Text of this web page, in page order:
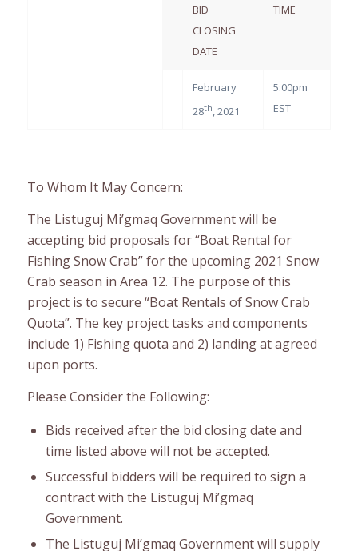
BID
CLOSING
DATE
TIME
February
28th, 2021
5:00pm
EST
To Whom It May Concern:
The Listuguj Mi’gmaq Government will be
accepting bid proposals for “Boat Rental for
Fishing Snow Crab” for the upcoming 2021 Snow
Crab season in Area 12. The purpose of this
project is to secure “Boat Rentals of Snow Crab
Quota”. The key project tasks and components
include 1) Fishing quota and 2) landing at agreed
upon ports.
Please Consider the Following:
Bids received after the bid closing date and
time listed above will not be accepted.
Successful bidders will be required to sign a
contract with the Listuguj Mi’gmaq
Government.
The Listuguj Mi’gmaq Government will supply